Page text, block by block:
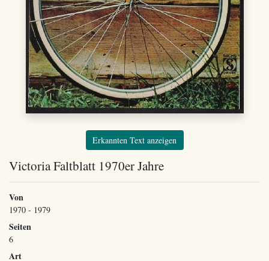
Erkannten Text anzeigen
Victoria Faltblatt 1970er Jahre
Von
1970 - 1979
Seiten
6
Art